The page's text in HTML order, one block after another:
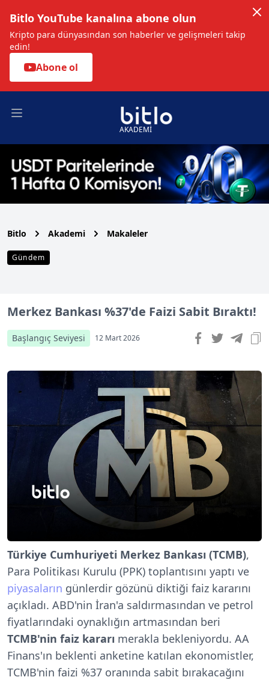
Bitlo YouTube kanalına abone olun
Kripto para dünyasından son haberler ve gelişmeleri takip
edin!
Abone ol
Open main menu
AKADEMİ
Bitlo Akademi Makaleler
Gündem
Merkez Bankası %37'de Faizi Sabit Bıraktı!
Başlangıç Seviyesi 12 Mart 2026
Türkiye Cumhuriyeti Merkez Bankası (TCMB),
Para Politikası Kurulu (PPK) toplantısını yaptı ve
piyasaların günlerdir gözünü diktiği faiz kararını
açıkladı. ABD'nin İran'a saldırmasından ve petrol
fiyatlarındaki oynaklığın artmasından beri
TCMB'nin faiz kararı merakla bekleniyordu. AA
Finans'ın beklenti anketine katılan ekonomistler,
TCMB'nin faizi %37 oranında sabit bırakacağını